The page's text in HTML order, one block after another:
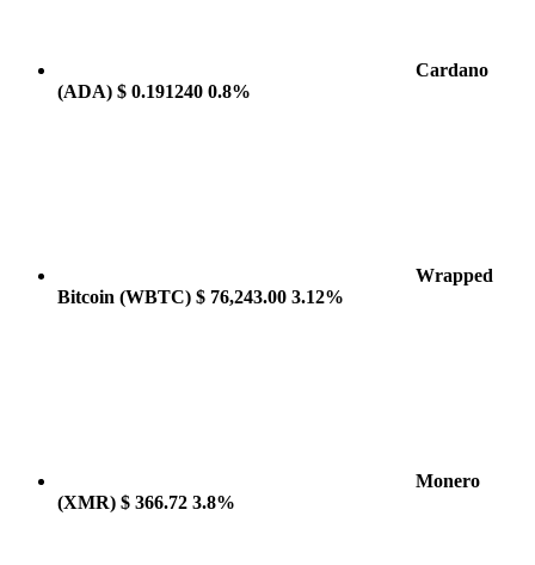
Cardano
(ADA) $ 0.191240 0.8%
Wrapped
Bitcoin (WBTC) $ 76,243.00 3.12%
Monero
(XMR) $ 366.72 3.8%